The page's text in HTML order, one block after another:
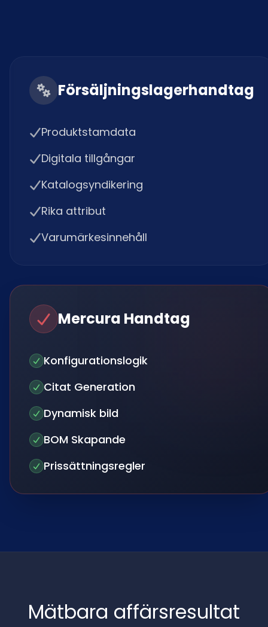
Försäljningslagerhandtag
Produktstamdata
Digitala tillgångar
Katalogsyndikering
Rika attribut
Varumärkesinnehåll
Mercura Handtag
Konfigurationslogik
Citat Generation
Dynamisk bild
BOM Skapande
Prissättningsregler
Mätbara affärsresultat